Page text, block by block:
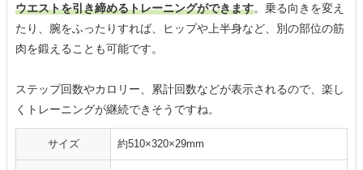
ウエストを引き締めるトレーニングができます。乗る向きを変え
たり、腕をふったりすれば、ヒップや上半身など、別の部位の筋
肉を鍛えることも可能です。
ステップ回数やカロリー、累計回数などが表示されるので、楽し
くトレーニングが継続できそうですね。
サイズ 約510×320×29mm